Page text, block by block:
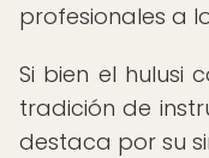
profesionales a
Si bien el hulusi
tradición de
destaca por su